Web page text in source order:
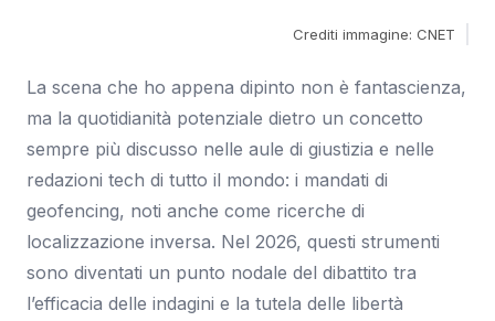
Crediti immagine: CNET
La scena che ho appena dipinto non è fantascienza,
ma la quotidianità potenziale dietro un concetto
sempre più discusso nelle aule di giustizia e nelle
redazioni tech di tutto il mondo: i mandati di
geofencing, noti anche come ricerche di
localizzazione inversa. Nel 2026, questi strumenti
sono diventati un punto nodale del dibattito tra
l’efficacia delle indagini e la tutela delle libertà